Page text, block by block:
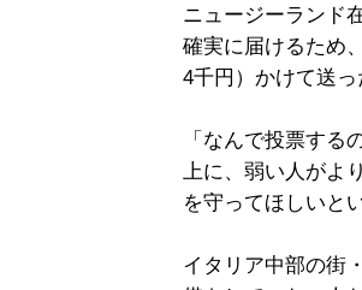
ニュージーランド
確実に届けるため
4千円）かけて送っ
「なんで投票す
上に、弱い人がよ
を守ってほしいと
イタリア中部の街